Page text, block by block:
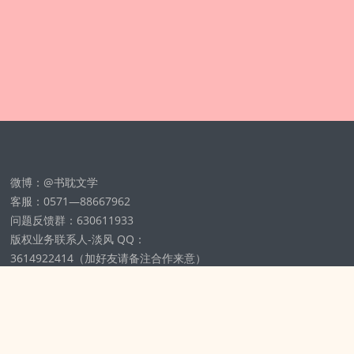
微博：@书耽文学
客服：0571—88667962
问题反馈群：630611933
版权业务联系人-淡风 QQ：
3614922414（加好友请备注合作来意）